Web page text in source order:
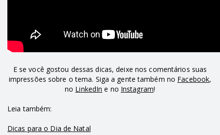
E se você gostou dessas dicas, deixe nos comentários suas
impressões sobre o tema. Siga a gente também no Facebook,
no LinkedIn e no Instagram!
Leia também:
Dicas para o Dia de Natal